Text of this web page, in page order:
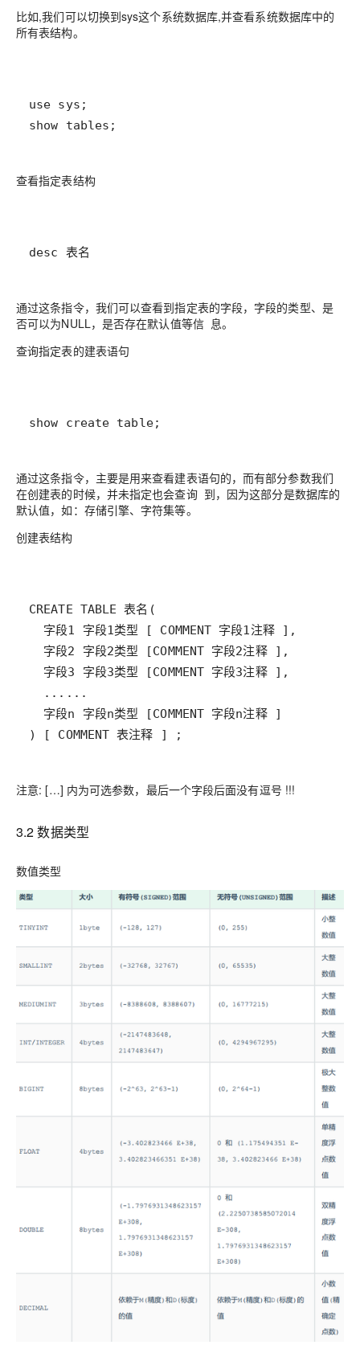
比如,我们可以切换到sys这个系统数据库,并查看系统数据库中的
所有表结构。
show tables;
查看指定表结构
desc 表名
通过这条指令，我们可以查看到指定表的字段，字段的类型、是
否可以为NULL，是否存在默认值等信 息。
查询指定表的建表语句
show create table;
通过这条指令，主要是用来查看建表语句的，而有部分参数我们
在创建表的时候，并未指定也会查询 到，因为这部分是数据库的
默认值，如：存储引擎、字符集等。
创建表结构
) [ COMMENT 表注释 ] ;
注意: […] 内为可选参数，最后一个字段后面没有逗号 !!!
3.2 数据类型
数值类型